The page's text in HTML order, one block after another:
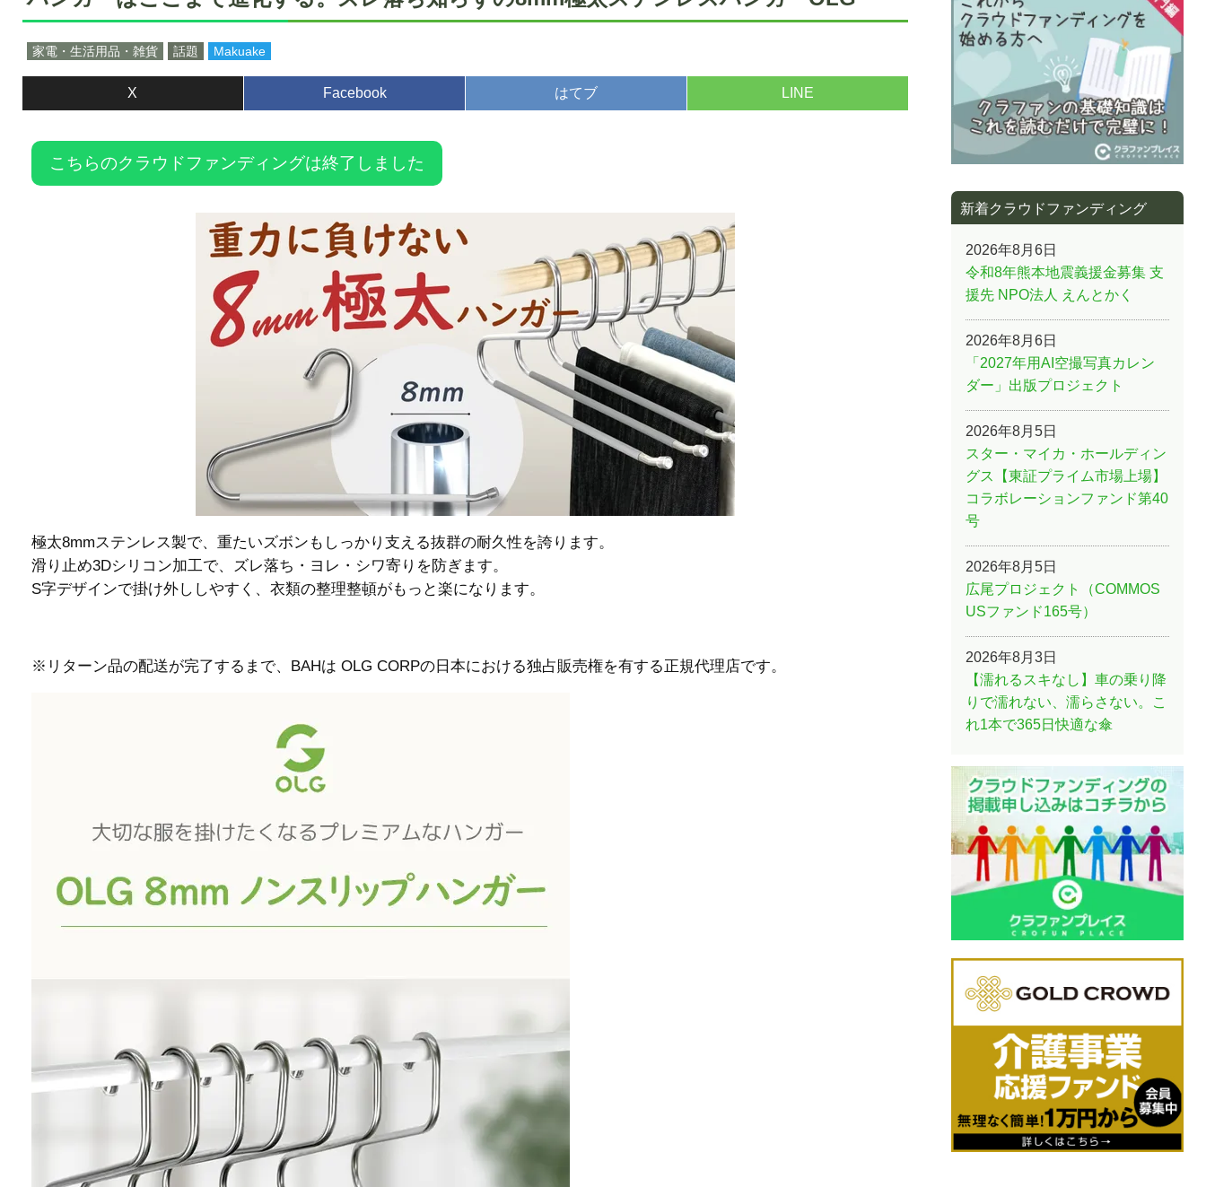
家電・生活用品・雑貨 話題 Makuake
X Facebook はてブ LINE
こちらのクラウドファンディングは終了しました
極太8mmステンレス製で、重たいズボンもしっかり支える抜群の耐久性を誇ります。
滑り止め3Dシリコン加工で、ズレ落ち・ヨレ・シワ寄りを防ぎます。
S字デザインで掛け外ししやすく、衣類の整理整頓がもっと楽になります。
※リターン品の配送が完了するまで、BAHは OLG CORPの日本における独占販売権を有する正規代理店です。
新着クラウドファンディング
2026年8月6日
令和8年熊本地震義援金募集 支
援先 NPO法人 えんとかく
2026年8月6日
「2027年用AI空撮写真カレン
ダー」出版プロジェクト
2026年8月5日
スター・マイカ・ホールディン
グス【東証プライム市場上場】
コラボレーションファンド第40
号
2026年8月5日
広尾プロジェクト（COMMOS
USファンド165号）
2026年8月3日
【濡れるスキなし】車の乗り降
りで濡れない、濡らさない。こ
れ1本で365日快適な傘